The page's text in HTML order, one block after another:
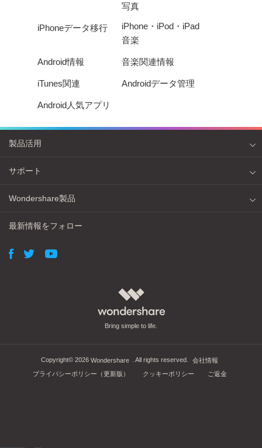
写真
iPhoneデータ移行
iPhone・iPod・iPad
音楽
Android情報 音楽関連情報
iTunes関連 Androidデータ管理
Android人気アプリ
Bring simple to life.
製品活用
サポート
Wondershare製品
最新情報をフォロー
Copyright© 2026 Wondershare . All rights reserved.
会社情報
プライバシーポリシー（更新版）
クッキーポリシー ご返金